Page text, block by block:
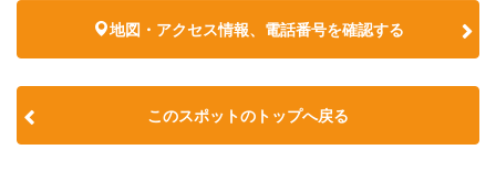
地図・アクセス情報、電話番号を確認する
このスポットのトップへ戻る